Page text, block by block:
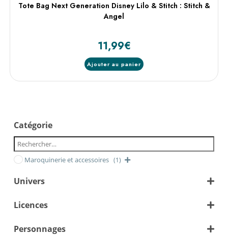
Tote Bag Next Generation Disney Lilo & Stitch : Stitch &
Angel
11,99€
Ajouter au panier
Catégorie
Maroquinerie et accessoires (1)
Univers
Licences
Personnages